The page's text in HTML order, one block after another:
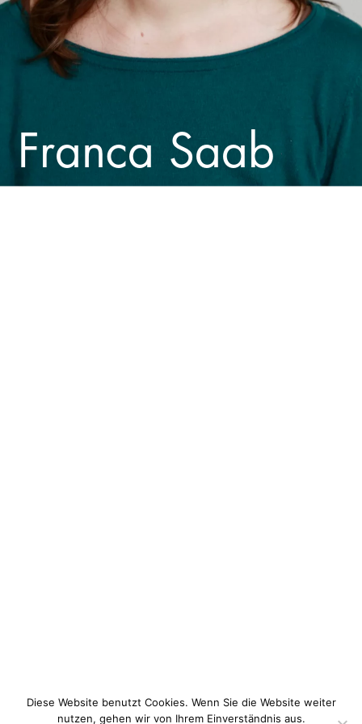
Franca Saab
Diese Website benutzt Cookies. Wenn Sie die Website weiter
nutzen, gehen wir von Ihrem Einverständnis aus.